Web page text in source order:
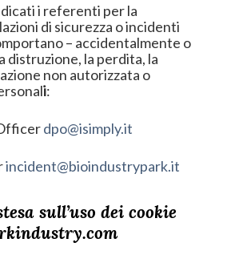
i referenti per la
di sicurezza o incidenti
– accidentalmente o
distruzione, la perdita, la
non autorizzata o
i:
dpo@isimply.it
incident@bioindustrypark.it
sull’uso dei cookie